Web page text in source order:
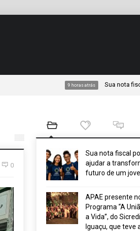
9 horas atrás Sua nota fiscal pode
0
Sua nota fiscal
ajudar a
futuro de um
APAE presente
Programa “A
a Vida”, do Sicredi
Iguaçu, que teve